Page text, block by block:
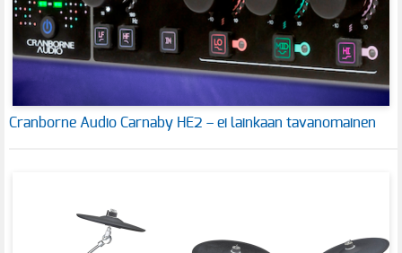
Cranborne Audio Carnaby HE2 – ei lainkaan tavanomainen